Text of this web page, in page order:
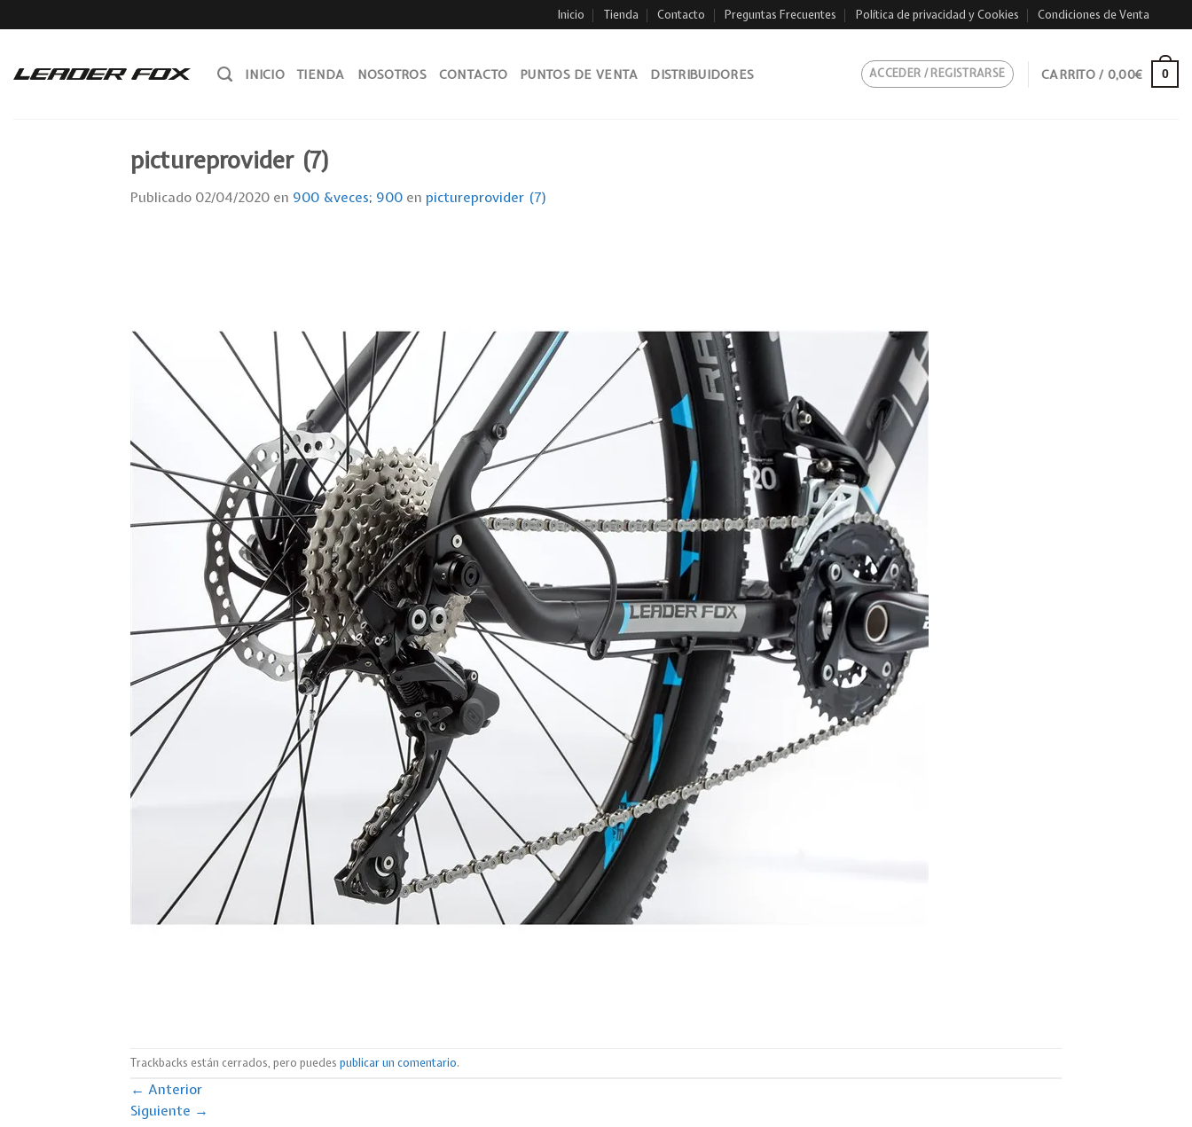
to
Inicio Tienda Contacto Preguntas Frecuentes Política de privacidad y Cookies Condiciones de Venta
INICIO TIENDA NOSOTROS CONTACTO PUNTOS DE VENTA DISTRIBUIDORES ACCEDER / REGISTRARSE CARRITO / 0,00€ 0
pictureprovider (7)
Publicado 02/04/2020 en 900 &veces; 900 en pictureprovider (7)
Trackbacks están cerrados, pero puedes publicar un comentario.
← Anterior
Siguiente →